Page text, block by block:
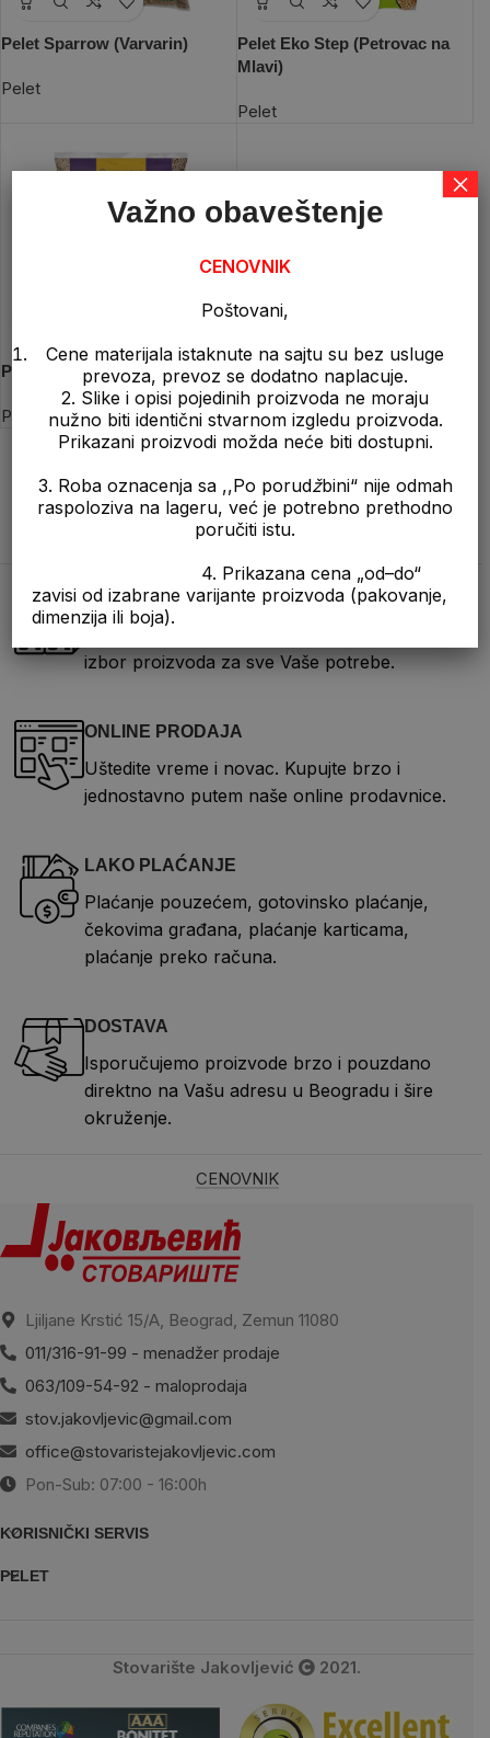
Pelet Sparrow (Varvarin)
Pelet
Pelet Eko Step (Petrovac na
Mlavi)
Pelet
Pelet Numanović (Novi Pazar)
Pelet
← 1 2 3 … 29 30 31 32
ŠIROK ASORTIMAN
Na jednom mestu možete da pronađete širok
izbor proizvoda za sve Vaše potrebe.
ONLINE PRODAJA
Uštedite vreme i novac. Kupujte brzo i
jednostavno putem naše online prodavnice.
LAKO PLAĆANJE
Plaćanje pouzećem, gotovinsko plaćanje,
čekovima građana, plaćanje karticama,
plaćanje preko računa.
DOSTAVA
Isporučujemo proizvode brzo i pouzdano
direktno na Vašu adresu u Beogradu i šire
okruženje.
CENOVNIK
Ljiljane Krstić 15/A, Beograd, Zemun 11080
011/316-91-99 - menadžer prodaje
063/109-54-92 - maloprodaja
stov.jakovljevic@gmail.com
office@stovaristejakovljevic.com
Pon-Sub: 07:00 - 16:00h
KORISNIČKI SERVIS
PELET
Stovarište Jakovljević 2021.
Važno obaveštenje
CENOVNIK
Poštovani,
Cene materijala istaknute na sajtu su bez usluge
prevoza, prevoz se dodatno naplacuje.
2. Slike i opisi pojedinih proizvoda ne moraju
nužno biti identični stvarnom izgledu proizvoda.
Prikazani proizvodi možda neće biti dostupni.
3. Roba oznacenja sa ,,Po porudžbini“ nije odmah
raspoloziva na lageru, već je potrebno prethodno
poručiti istu.
4. Prikazana cena „od–do“
zavisi od izabrane varijante proizvoda (pakovanje,
dimenzija ili boja).
×